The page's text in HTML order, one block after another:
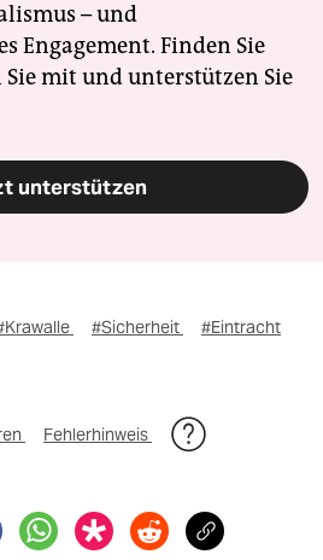
– und
Engagement. Finden Sie
Sie mit und unterstützen Sie
unterstützen
#Sicherheit
#Eintracht
Fehlerhinweis